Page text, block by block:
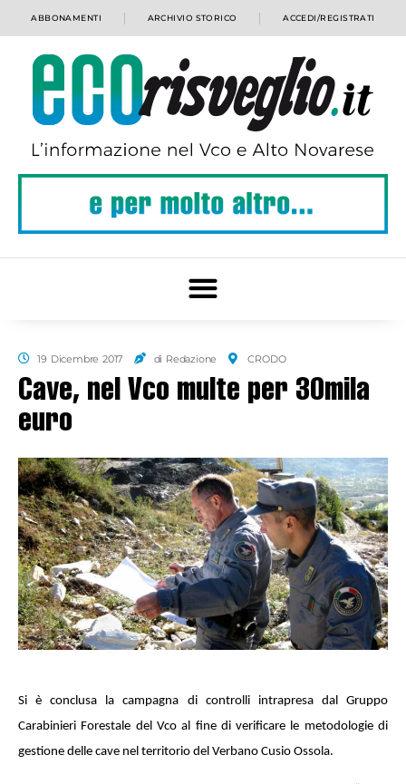
ABBONAMENTI ARCHIVIO STORICO ACCEDI/REGISTRATI
19 Dicembre 2017 di Redazione CRODO
Cave, nel Vco multe per 30mila
euro
Si è conclusa la campagna di controlli intrapresa dal Gruppo
Carabinieri Forestale del Vco al fine di verificare le metodologie di
gestione delle cave nel territorio del Verbano Cusio Ossola.